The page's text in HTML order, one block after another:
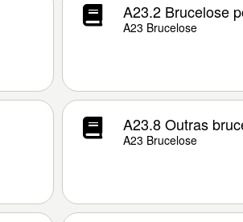
A23.2 Brucelose
A23 Brucelose
A23.8 Outras
A23 Brucelose